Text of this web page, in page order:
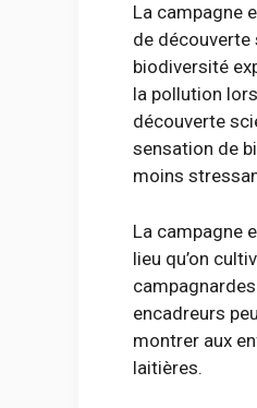
La campagne
de découverte
biodiversité
la pollution
découverte
sensation de
moins
La campagne
lieu qu’on
encadreurs
montrer aux
laitières.